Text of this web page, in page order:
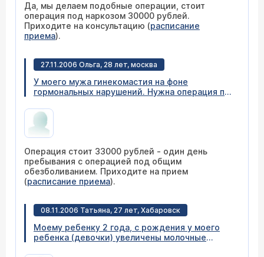
Да, мы делаем подобные операции, стоит
операция под наркозом 30000 рублей.
Приходите на консультацию (расписание
приема).
27.11.2006 Ольга, 28 лет, москва
У моего мужа гинекомастия на фоне
гормональных нарушений. Нужна операция по
Сколько стоит такая операция в вашей
клинике?
Операция стоит 33000 рублей - один день
пребывания с операцией под общим
обезболиванием. Приходите на прием
(расписание приема).
08.11.2006 Татьяна, 27 лет, Хабаровск
Моему ребенку 2 года, с рождения у моего
ребенка (девочки) увеличены молочные